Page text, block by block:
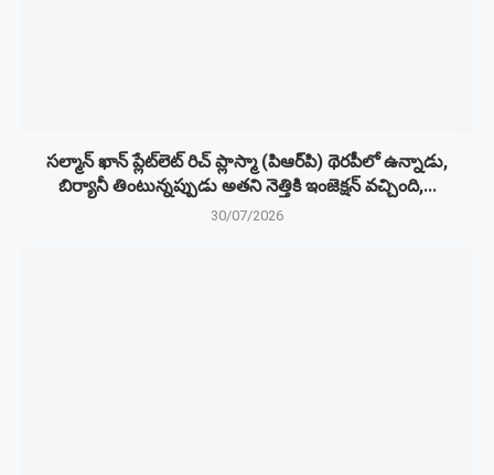
సల్మాన్ ఖాన్ ప్లేట్‌లెట్ రిచ్ ప్లాస్మా (పిఆర్‌పి) థెరపీలో ఉన్నాడు,
బిర్యానీ తింటున్నప్పుడు అతని నెత్తికి ఇంజెక్షన్ వచ్చింది,...
30/07/2026